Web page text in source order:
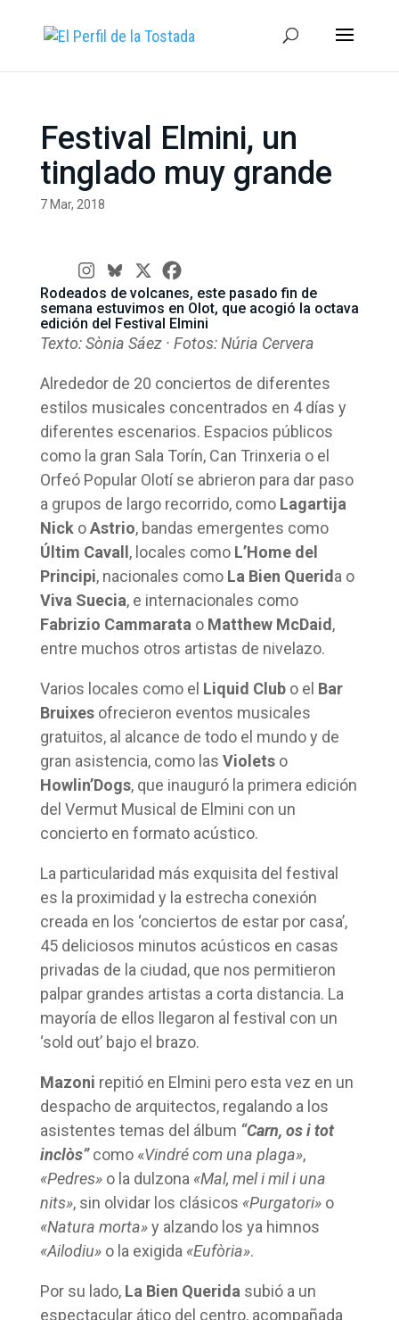
Festival Elmini, un
tinglado muy grande
7 Mar, 2018
Rodeados de volcanes, este pasado fin de
semana estuvimos en Olot, que acogió la octava
edición del Festival Elmini
Texto: Sònia Sáez · Fotos: Núria Cervera
Alrededor de 20 conciertos de diferentes
estilos musicales concentrados en 4 días y
diferentes escenarios. Espacios públicos
como la gran Sala Torín, Can Trinxeria o el
Orfeó Popular Olotí se abrieron para dar paso
a grupos de largo recorrido, como Lagartija
NickoAstrio, bandas emergentes como
Últim Cavall , locales como L’Home del
Principi, nacionales como La Bien Querid a o
Viva Suecia, e internacionales como
Fabrizio Cammarata o Matthew McDaid ,
entre muchos otros artistas de nivelazo.
Varios locales como el Liquid Clubo el Bar
Bruixesofrecieron eventos musicales
gratuitos, al alcance de todo el mundo y de
gran asistencia, como las Violetso
Howlin’Dogs, que inauguró la primera edición
del Vermut Musical de Elmini con un
concierto en formato acústico.
La particularidad más exquisita del festival
es la proximidad y la estrecha conexión
creada en los ‘conciertos de estar por casa’,
45 deliciosos minutos acústicos en casas
privadas de la ciudad, que nos permitieron
palpar grandes artistas a corta distancia. La
mayoría de ellos llegaron al festival con un
‘sold out’ bajo el brazo.
Mazoni repitió en Elmini pero esta vez en un
despacho de arquitectos, regalando a los
asistentes temas del álbum “Carn, os i tot
inclòs” como «Vindré com una plaga»,
«Pedres»o la dulzona «Mal, mel i mil i una
nits», sin olvidar los clásicos «Purgatori»o
«Natura morta»y alzando los ya himnos
«Ailodiu»o la exigida «Eufòria».
Por su lado, La Bien Querida subió a un
espectacular ático del centro, acompañada